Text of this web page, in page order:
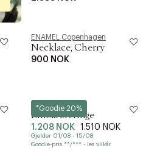
ENAMEL Copenhagen
Necklace, Cherry
900 NOK
*Goodie 20%
Hultquist
Embla øreringe
1.208 NOK 1.510 NOK
Gjelder 01/08 - 15/08
Goodie-pris **/*** - les vilkår